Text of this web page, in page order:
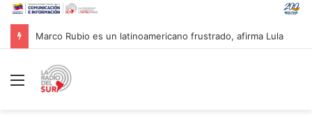
Marco Rubio es un latinoamericano frustrado, afirma Lula
Menú